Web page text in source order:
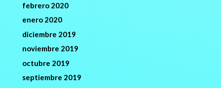
febrero 2020
enero 2020
diciembre 2019
noviembre 2019
octubre 2019
septiembre 2019